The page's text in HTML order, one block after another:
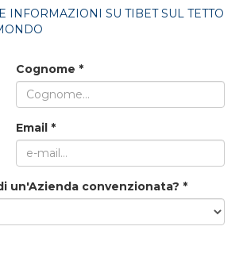
SU TIBET SUL TETTO
Cognome *
Email *
un'Azienda convenzionata? *